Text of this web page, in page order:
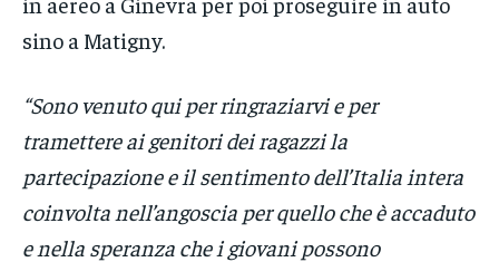
sino a Matigny.
“Sono venuto qui per ringraziarvi e per
tramettere ai genitori dei ragazzi la
partecipazione e il sentimento dell’Italia intera
coinvolta nell’angoscia per quello che è accaduto
e nella speranza che i giovani possono